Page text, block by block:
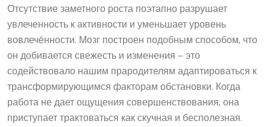
Отсутствие заметного роста поэтапно разрушает
увлеченность к активности и уменьшает уровень
вовлечённости. Мозг построен подобным способом, что
он добивается свежесть и изменения — это
содействовало нашим прародителям адаптироваться к
трансформирующимся факторам обстановки. Когда
работа не дает ощущения совершенствования, она
приступает трактоваться как скучная и бесполезная.